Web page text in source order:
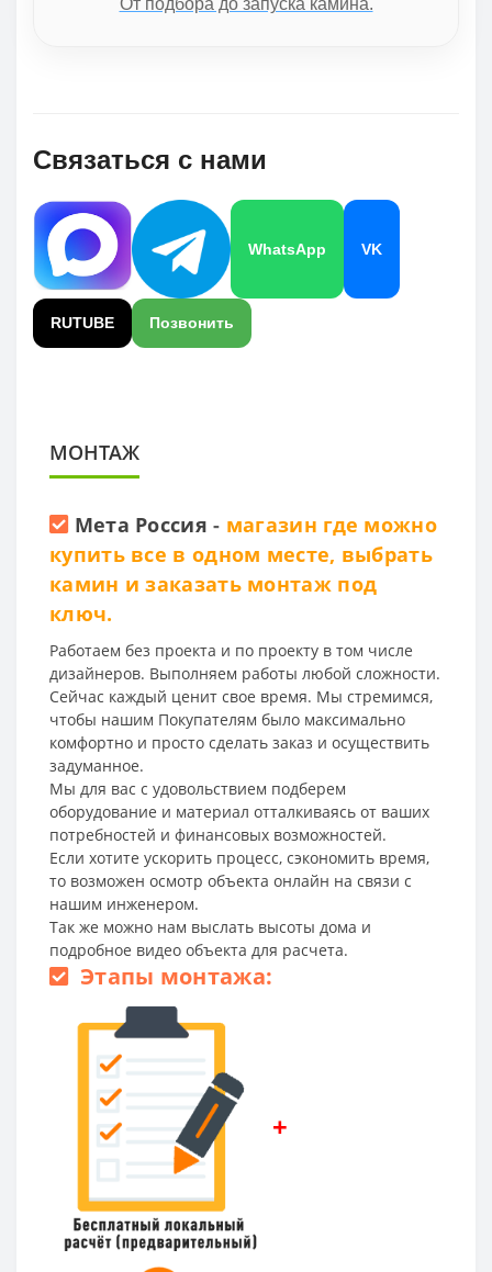
От подбора до запуска камина.
Связаться с нами
WhatsApp VK
RUTUBE Позвонить
МОНТАЖ
Мета Россия - магазин где можно
купить все в одном месте, выбрать
камин и заказать монтаж под
ключ.
Работаем без проекта и по проекту в том числе
дизайнеров. Выполняем работы любой сложности.
Сейчас каждый ценит свое время. Мы стремимся,
чтобы нашим Покупателям было максимально
комфортно и просто сделать заказ и осуществить
задуманное.
Мы для вас с удовольствием подберем
оборудование и материал отталкиваясь от ваших
потребностей и финансовых возможностей.
Если хотите ускорить процесс, сэкономить время,
то возможен осмотр объекта онлайн на связи с
нашим инженером.
Так же можно нам выслать высоты дома и
подробное видео объекта для расчета.
Этапы монтажа:
+